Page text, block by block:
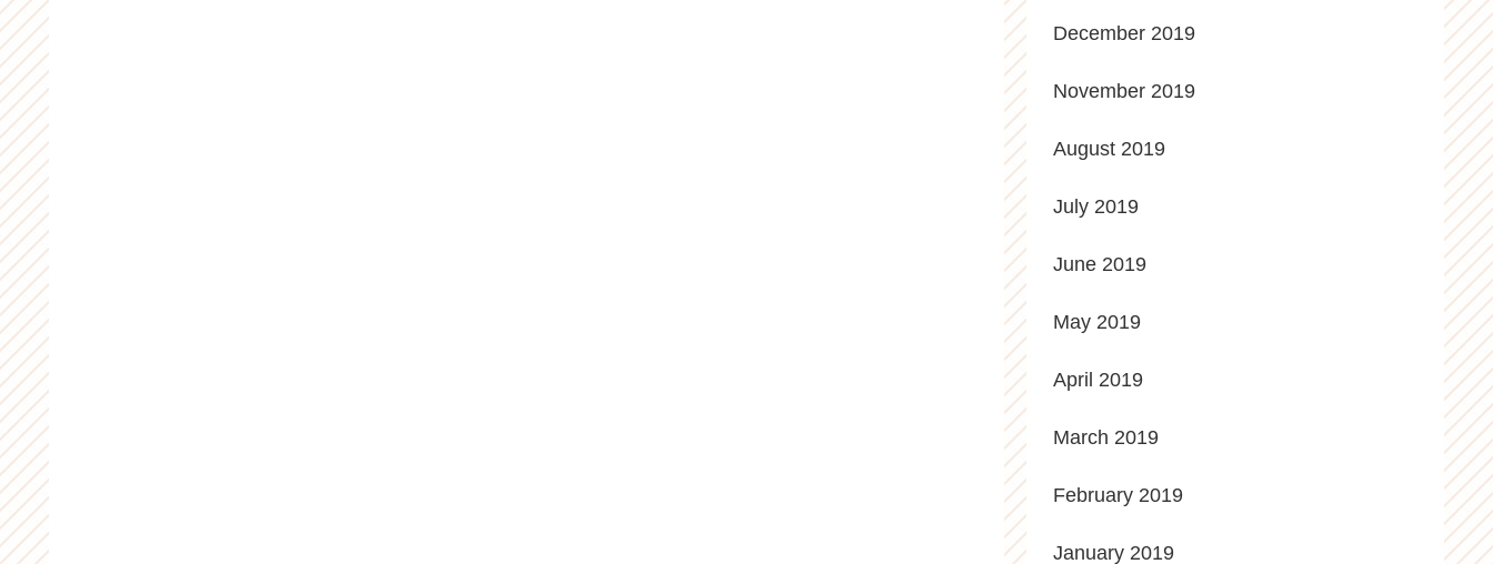
December 2019
November 2019
August 2019
July 2019
June 2019
May 2019
April 2019
March 2019
February 2019
January 2019